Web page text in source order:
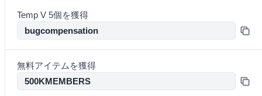
Temp V 5個を獲得
bugcompensation
無料アイテムを獲得
500KMEMBERS